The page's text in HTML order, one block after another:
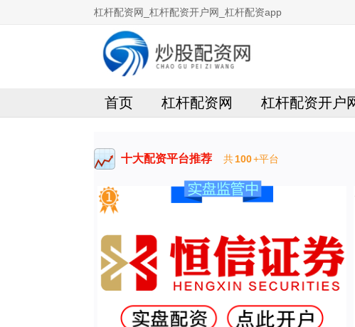
杠杆配资网_杠杆配资开户网_杠杆配资app
首页 杠杆配资网 杠杆配资开户
十大配资平台推荐 共100+平台